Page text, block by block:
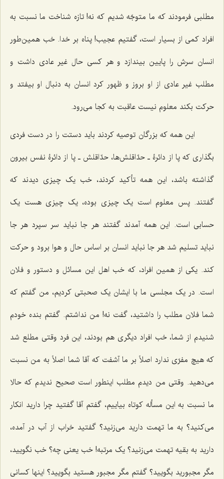
مطلبی فرمودند که ما متوجّه شدیم که نه! تازه شناخت ما نسبت به
افراد کمی از بسیار است، گفتیم عجیب! پناه بر خدا. خب همین‌طور
انسان سرش را پایین بیندازد و هر کسی حال غیر عادی داشت و
مطلب غیر عادی از او بروز و ظهور کرد انسان به دنبال او بیفتد و
حرکت بکند معلوم نیست عاقبت به کجا می‌رود.
این همه که بزرگان توصیه کردند باید دستت را در دست فردی
بگذاری که پا از دائرۀ ـ حدّاقلش‌ها، حدّاقلش ـ پا از دائرۀ نفس بیرون
گذاشته باشد، این همه تأکید کردند، خب یک چیزی دیدند که
گفتند. پس معلوم است یک چیزی بوده، یک چیزی هست یک
حسابی است. این همه آمدند گفتند هر جا نباید سر سپرد هر جا
نباید تسلیم شد هر جا نباید انسان بر اساس حال و هوا برود و حرکت
کند. یکی از همین افراد، که خب اهل این مسائل و دستور و فلان
است. در یک مجلسی ما با ایشان یک صحبتی کردیم، من گفتم که
شما فلان مطلب را داشتید، گفت نه! من نداشتم. گفتم بنده خودم
شنیدم از شما، خب افراد دیگری هم بودند، این فرد وقتی مطلع شد
که هیچ مفرّی ندارد اصلاً بر ما آشفت که آقا شما اصلاً به من نسبت
می‌دهید. وقتی من دیدم مطلب اینطور است صحیح ندیدم که حالا
ما نسبت به این مسأله کوتاه بیاییم، گفتم آقا گفتید چرا دارید انکار
می‌کنید؟ به ما تهمت دارید می‌زنید؟ گفتید خراب از آب در آمده،
دارید به بقیه تهمت می‌زنید؟ یک مرتبه! خب یعنی چه؟ خب نگویید،
مگر مجبورید بگویید؟ گفتم مگر مجبور هستید بگویید؟ اینها کسانی